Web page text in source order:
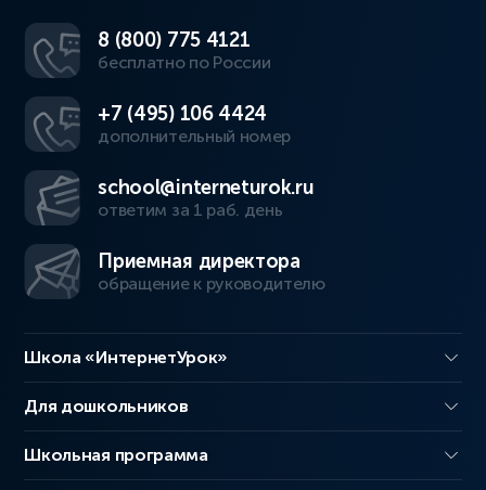
8 (800) 775 4121
бесплатно по России
+7 (495) 106 4424
дополнительный номер
school@interneturok.ru
ответим за 1 раб. день
Приемная директора
обращение к руководителю
Школа «ИнтернетУрок»
Для дошкольников
Школьная программа